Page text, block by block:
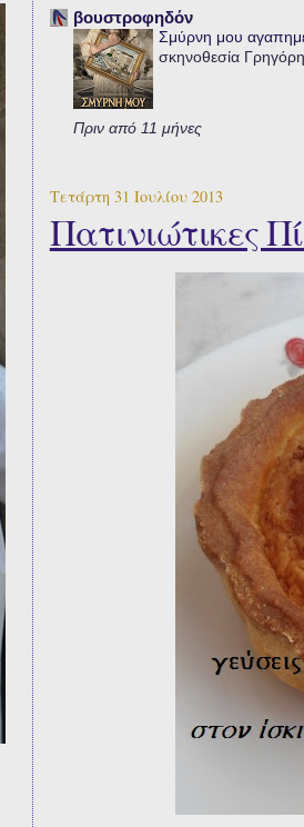
βουστροφηδόν
Σμύρνη μου
σκηνοθεσία Γρηγόρη
Πριν από 11 μήνες
Τετάρτη 31 Ιουλίου 2013
Πατινιώτικες